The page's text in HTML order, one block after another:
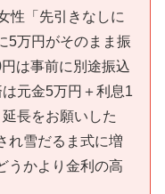
性「先引きなしに
5万円がそのまま振
は事前に別途振込
元金5万円＋利息1
長をお願いした
れ雪だるま式に増
うかより金利の高